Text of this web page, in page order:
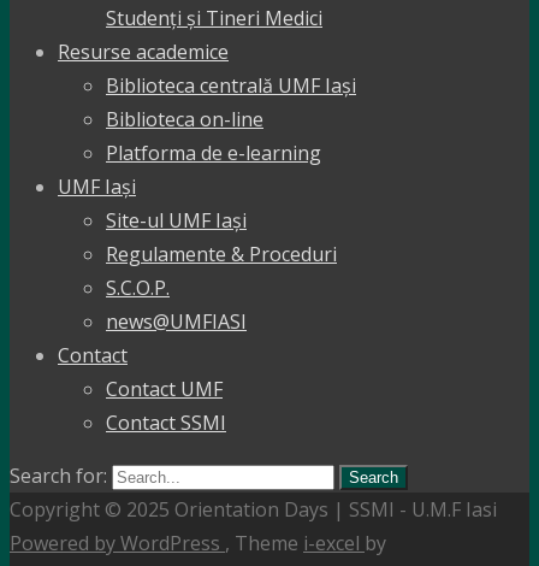
Studenți și Tineri Medici
Resurse academice
Biblioteca centrală UMF Iași
Biblioteca on-line
Platforma de e-learning
UMF Iași
Site-ul UMF Iași
Regulamente & Proceduri
S.C.O.P.
news@UMFIASI
Contact
Contact UMF
Contact SSMI
Search for:
Copyright © 2025 Orientation Days | SSMI - U.M.F Iasi
Powered by WordPress , Theme i-excel by